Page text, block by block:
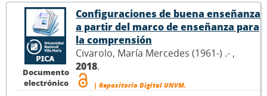
Documento
electrónico
Configuraciones de buena enseñanza
a partir del marco de enseñanza para
la comprensión
Civarolo, María Mercedes (1961-) .- ,
2018.
| Repositorio Digital UNVM.